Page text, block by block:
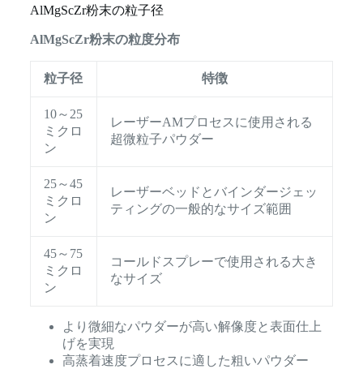
AlMgScZr粉末の粒子径
AlMgScZr粉末の粒度分布
粒子径 特徴
10～25
ミクロ
ン
レーザーAMプロセスに使用される
超微粒子パウダー
25～45
ミクロ
ン
レーザーベッドとバインダージェッ
ティングの一般的なサイズ範囲
45～75
ミクロ
ン
コールドスプレーで使用される大き
なサイズ
より微細なパウダーが高い解像度と表面仕上
げを実現
高蒸着速度プロセスに適した粗いパウダー